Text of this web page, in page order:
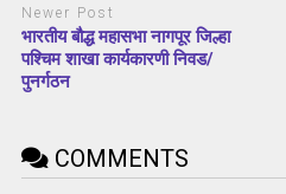
Newer Post
भारतीय बौद्ध महासभा नागपूर जिल्हा
पश्चिम शाखा कार्यकारणी निवड/
पुनर्गठन
COMMENTS